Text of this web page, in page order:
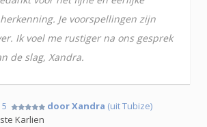
Je voorspellingen zijn
Ik voel me rustiger na ons gesprek
de slag, Xandra.
door Xandra (uit Tubize)
Karlien